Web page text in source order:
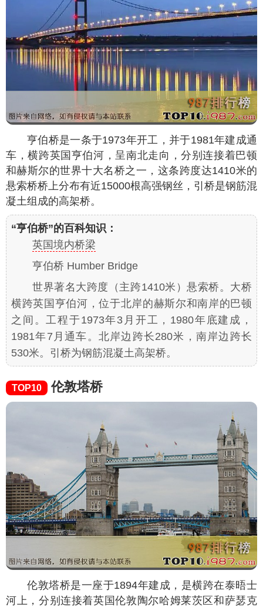
亨伯桥是一条于1973年开工，并于1981年建成通
车，横跨英国亨伯河，呈南北走向，分别连接着巴顿
和赫斯尔的世界十大名桥之一，这条跨度达1410米的
悬索桥桥上分布有近15000根高强钢丝，引桥是钢筋混
凝土组成的高架桥。
“亨伯桥”的百科知识：
英国境内桥梁
亨伯桥 Humber Bridge
世界著名大跨度（主跨1410米）悬索桥。大桥
横跨英国亨伯河，位于北岸的赫斯尔和南岸的巴顿
之间。工程于1973年3月开工，1980年底建成，
1981年7月通车。北岸边跨长280米，南岸边跨长
530米。引桥为钢筋混凝土高架桥。
TOP10 伦敦塔桥
伦敦塔桥是一座于1894年建成，是横跨在泰晤士
河上，分别连接着英国伦敦陶尔哈姆莱茨区和萨瑟克